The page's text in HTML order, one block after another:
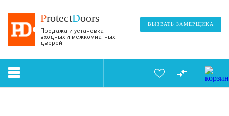
ProtectDoors
Продажа и установка
входных и межкомнатных
дверей
ВЫЗВАТЬ ЗАМЕРЩИКА